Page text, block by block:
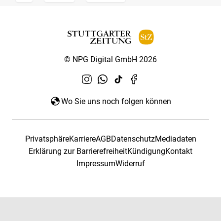
© NPG Digital GmbH 2026
Wo Sie uns noch folgen können
PrivatsphäreKarriereAGBDatenschutzMediadaten
Erklärung zur BarrierefreiheitKündigungKontakt
ImpressumWiderruf